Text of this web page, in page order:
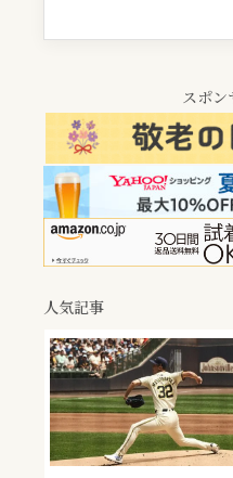
スポン
人気記事